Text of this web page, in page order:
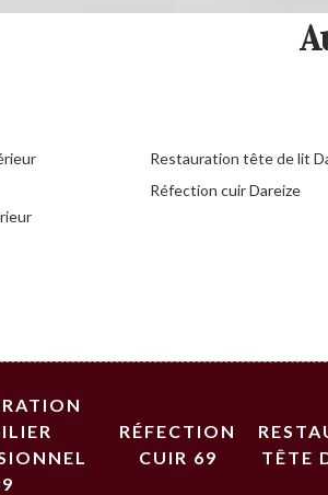
Restauration tête de lit
Réfection cuir Dareize
RÉFECTION
CUIR 69
TÊTE